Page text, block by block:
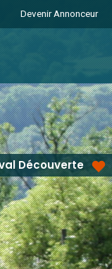
Devenir Annonceur
Découverte